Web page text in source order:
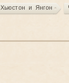
Хьюстон и Янгон